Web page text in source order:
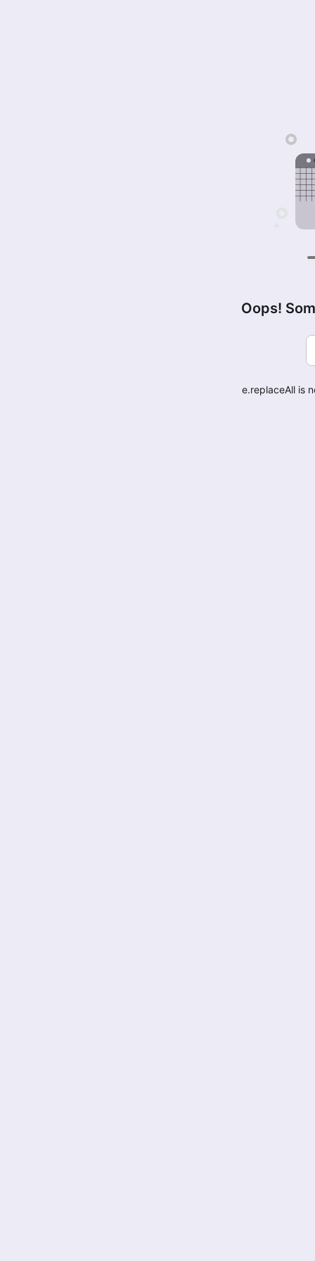
Oops!
e.replaceAll is